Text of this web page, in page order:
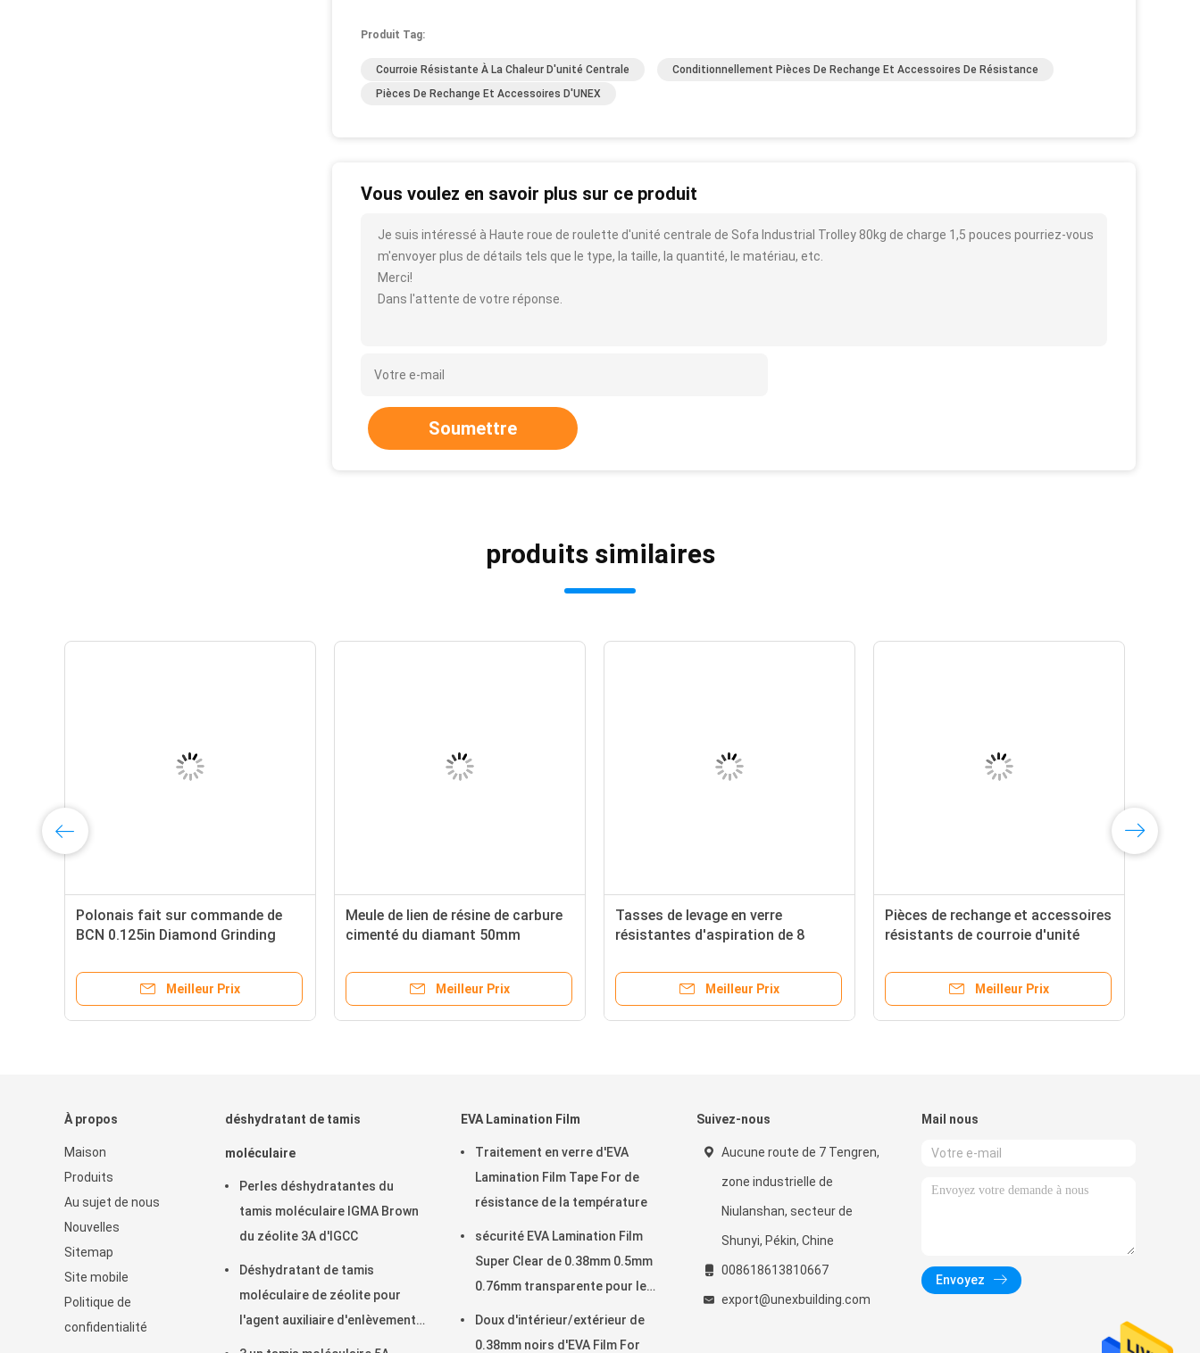
Produit Tag:
Courroie Résistante À La Chaleur D'unité Centrale
Conditionnellement Pièces De Rechange Et Accessoires De Résistance
Pièces De Rechange Et Accessoires D'UNEX
Vous voulez en savoir plus sur ce produit
Je suis intéressé à Haute roue de roulette d'unité centrale de Sofa Industrial Trolley 80kg de charge 1,5 pouces pourriez-vous
m'envoyer plus de détails tels que le type, la taille, la quantité, le matériau, etc.
Merci!
Dans l'attente de votre réponse.
Soumettre
produits similaires
Polonais fait sur commande de
BCN 0.125in Diamond Grinding
Meilleur Prix
Meule de lien de résine de carbure
cimenté du diamant 50mm
Meilleur Prix
Tasses de levage en verre
résistantes d'aspiration de 8
Meilleur Prix
Pièces de rechange et accessoires
résistants de courroie d'unité
vieillissement
Meilleur Prix
À propos
Maison
Produits
Au sujet de nous
Nouvelles
Sitemap
Site mobile
Politique de
confidentialité
déshydratant de tamis
moléculaire
Perles déshydratantes du
tamis moléculaire IGMA Brown
du zéolite 3A d'IGCC
Déshydratant de tamis
moléculaire de zéolite pour
l'agent auxiliaire d'enlèvement
EVA Lamination Film
Traitement en verre d'EVA
Lamination Film Tape For de
résistance de la température
sécurité EVA Lamination Film
Super Clear de 0.38mm 0.5mm
0.76mm transparente pour le
Doux d'intérieur/extérieur de
0.38mm noirs d'EVA Film For
Suivez-nous
Aucune route de 7 Tengren,
zone industrielle de
Niulanshan, secteur de
Shunyi, Pékin, Chine
008618613810667
export@unexbuilding.com
Mail nous
Envoyez